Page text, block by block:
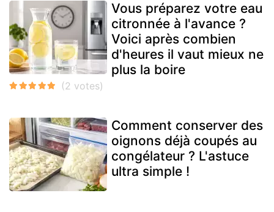
Vous préparez votre eau
citronnée à l'avance ?
Voici après combien
d'heures il vaut mieux ne
plus la boire
Comment conserver des
oignons déjà coupés au
congélateur ? L'astuce
ultra simple !